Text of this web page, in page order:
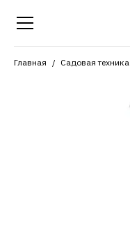
Главная Садовая техника